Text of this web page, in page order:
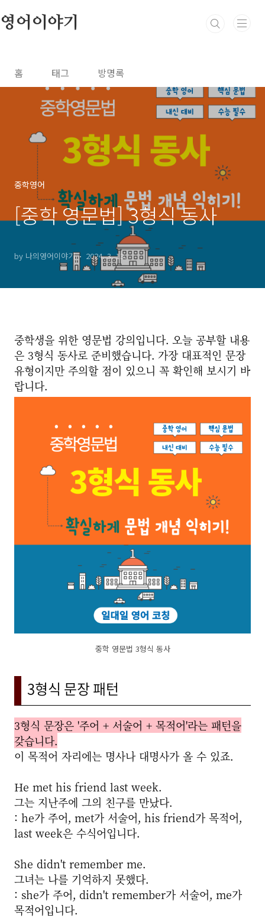
영어이야기
홈 태그 방명록
중학영어
[중학 영문법] 3형식 동사
by 나의영어이야기 2024. 3. 13.
중학생을 위한 영문법 강의입니다. 오늘 공부할 내용
은 3형식 동사로 준비했습니다. 가장 대표적인 문장
유형이지만 주의할 점이 있으니 꼭 확인해 보시기 바
랍니다.
중학 영문법 3형식 동사
3형식 문장 패턴
3형식 문장은 '주어 + 서술어 + 목적어'라는 패턴을
갖습니다.
이 목적어 자리에는 명사나 대명사가 올 수 있죠.
He met his friend last week.
그는 지난주에 그의 친구를 만났다.
: he가 주어, met가 서술어, his friend가 목적어,
last week은 수식어입니다.
She didn't remember me.
그녀는 나를 기억하지 못했다.
: she가 주어, didn't remember가 서술어, me가
목적어입니다.